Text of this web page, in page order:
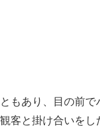
もあり、目の前で
客と掛け合いを